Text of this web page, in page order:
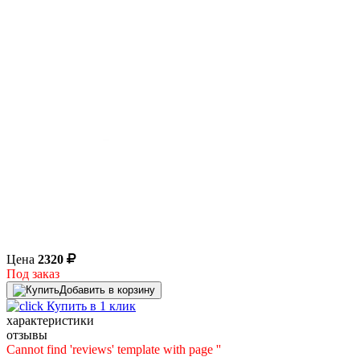
Цена 2320
Под заказ
Добавить в корзину
Купить в 1 клик
характеристики
отзывы
Cannot find 'reviews' template with page ''